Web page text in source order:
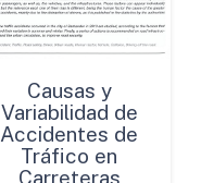
Causas y
Variabilidad de
Accidentes de
Tráfico en
Carreteras